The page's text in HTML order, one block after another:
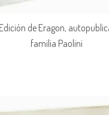
de Eragon,
familia Paolini